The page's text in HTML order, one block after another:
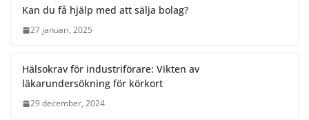
Kan du få hjälp med att sälja bolag?
27 januari, 2025
Hälsokrav för industriförare: Vikten av
läkarundersökning för körkort
29 december, 2024